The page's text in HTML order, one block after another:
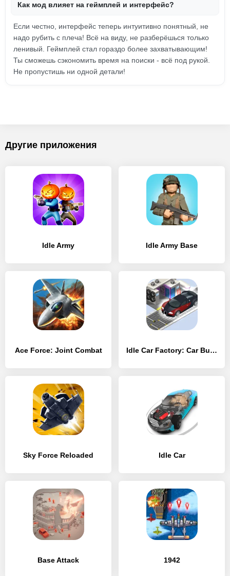
Как мод влияет на геймплей и интерфейс?
Если честно, интерфейс теперь интуитивно понятный, не
надо рубить с плеча! Всё на виду, не разберёшься только
ленивый. Геймплей стал гораздо более захватывающим!
Ты сможешь сэкономить время на поиски - всё под рукой.
Не пропустишь ни одной детали!
Другие приложения
Idle Army Idle Army Base
Ace Force: Joint Combat Idle Car Factory: Car Builder
Sky Force Reloaded Idle Car
Base Attack 1942